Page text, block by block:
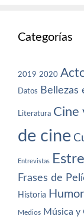
Categorías
2019 2020
Datos Bellezas
Literatura Cine
de cine
Entrevistas
Frases de
Historia Humor
Medios Música y